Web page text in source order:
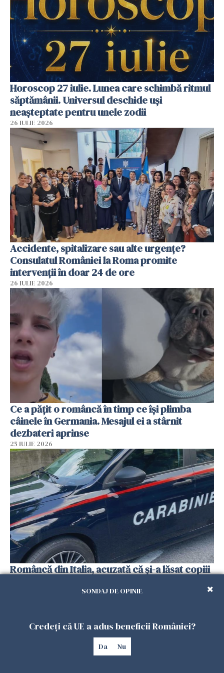
Horoscop 27 iulie. Lunea care schimbă ritmul
săptămânii. Universul deschide uși
neașteptate pentru unele zodii
26 IULIE 2026
Accidente, spitalizare sau alte urgențe?
Consulatul României la Roma promite
intervenții în doar 24 de ore
26 IULIE 2026
Ce a pățit o româncă în timp ce își plimba
câinele în Germania. Mesajul ei a stârnit
dezbateri aprinse
25 IULIE 2026
Româncă din Italia, acuzată că și-a lăsat copiii
SONDAJ DE OPINIE
Credeți că UE a adus beneficii României?
Da Nu